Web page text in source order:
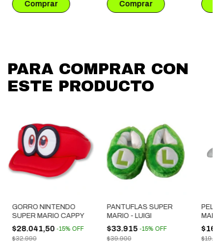
PARA COMPRAR CON
ESTE PRODUCTO
GORRO NINTENDO
SUPER MARIO CAPPY
$28.041,50 -15% OFF
$32.990
PANTUFLAS SUPER
MARIO - LUIGI
$33.915 -15% OFF
$39.900